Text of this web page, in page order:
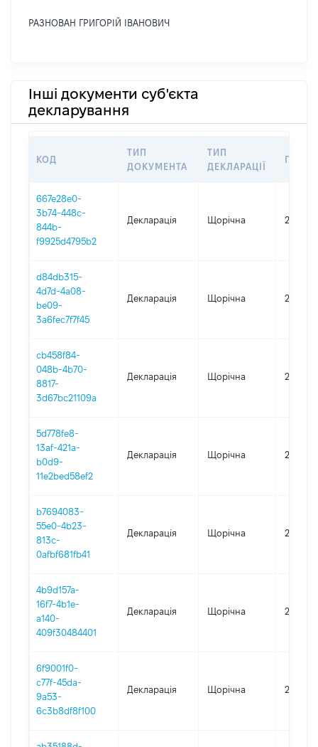
РАЗНОВАН ГРИГОРІЙ ІВАНОВИЧ
Інші документи суб'єкта
декларування
КОД
ТИП
ДОКУМЕНТА
ТИП
ДЕКЛАРАЦІЇ
667e28e0-
3b74-448c-
844b-
f9925d4795b2
Декларація Щорічна 2025
d84db315-
4d7d-4a08-
be09-
3a6fec7f7f45
Декларація Щорічна 2024
cb458f84-
048b-4b70-
8817-
3d67bc21109a
Декларація Щорічна 2021
5d778fe8-
13af-421a-
b0d9-
11e2bed58ef2
Декларація Щорічна 2022
b7694083-
55e0-4b23-
813c-
0afbf681fb41
Декларація Щорічна 2020
4b9d157a-
16f7-4b1e-
a140-
409f30484401
Декларація Щорічна 2019
6f9001f0-
c77f-45da-
9a53-
6c3b8df8f100
Декларація Щорічна 2018